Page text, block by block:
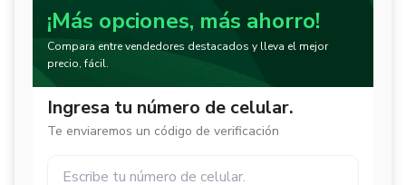
¡Más opciones, más ahorro!
Compara entre vendedores destacados y lleva el mejor
precio, fácil.
Ingresa tu número de celular.
Te enviaremos un código de verificación